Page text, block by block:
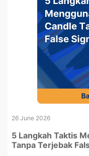
26 June 2026
5 Langkah Taktis
Tanpa Terjebak